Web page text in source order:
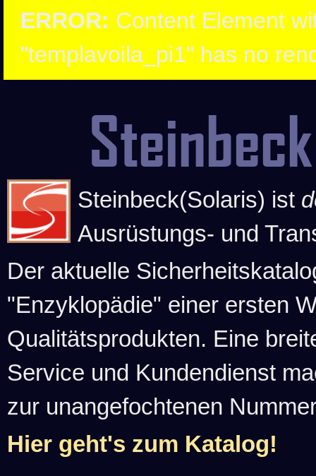
ERROR: Content Element
"templavoila_pi1" has no
Steinbeck(Solaris) ist
Ausrüstungs- und
Der aktuelle
"Enzyklopädie" einer ersten
Qualitätsprodukten. Eine
Service und Kundendienst
zur unangefochtenen
Hier geht's zum Katalog!